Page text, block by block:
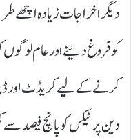
دیگر اخراجات زیادہ اچھے
کو فروغ دینے اور عام
کرنے کے لیے کریڈٹ اور
دین پر ٹیکس کو پانچ فیصد